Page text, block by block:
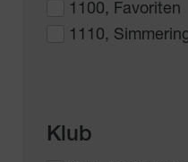
1100, Favoriten
1110,
Klub